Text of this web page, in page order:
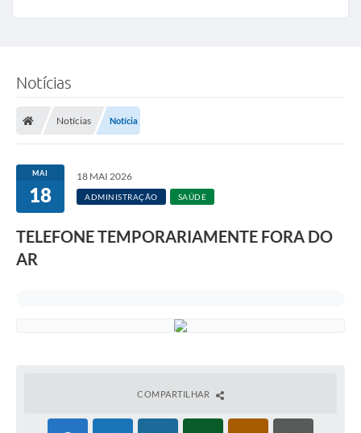
Notícias
Notícias Notícia
MAI
18
18 MAI 2026
ADMINISTRAÇÃO SAÚDE
TELEFONE TEMPORARIAMENTE FORA DO
AR
COMPARTILHAR